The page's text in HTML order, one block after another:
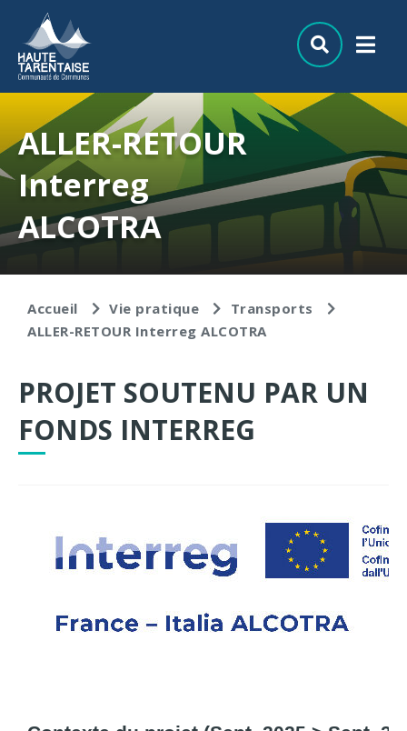
Aller à la recherche
ALLER-RETOUR
Interreg
ALCOTRA
Accueil Vie pratique
Transports
ALLER-RETOUR Interreg ALCOTRA
PROJET SOUTENU PAR UN
FONDS INTERREG